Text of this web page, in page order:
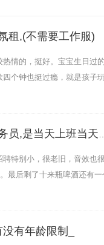
而且不拥挤，至少在
会趴在门上看，有点
租,(不需要工作服)
情的，挺好。宝宝生日过
个钟也挺过瘾，就是孩子
特别小，很老旧，音效也很
最后剩了十来瓶啤酒还有一
有年龄限制_